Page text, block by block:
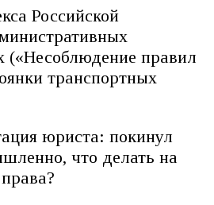
Российской
(«Несоблюдение правил
транспортных
юриста: покинул
что делать на